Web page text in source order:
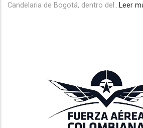
Candelaria de Bogotá, dentro del...Leer